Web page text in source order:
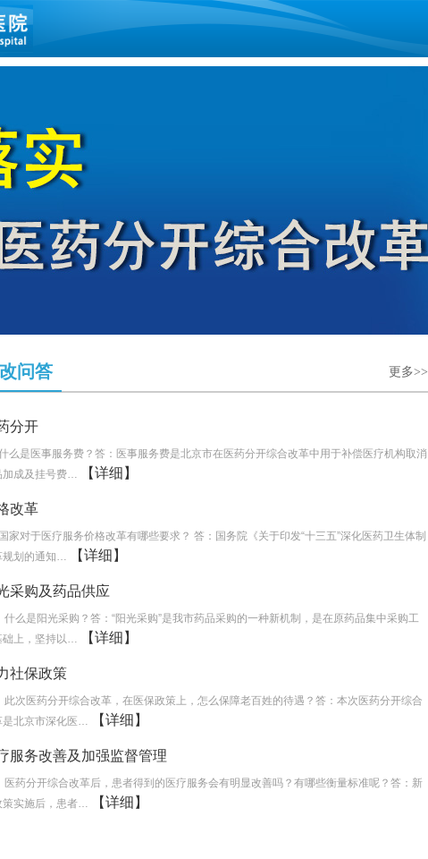
更多>>
问答
分开
么是医事服务费？答：医事服务费是北京市在医药分开综合改革中用于补偿医疗机构取消
加成及挂号费…
【详细】
改革
家对于医疗服务价格改革有哪些要求？ 答：国务院《关于印发“十三五”深化医药卫生体制
规划的通知…
【详细】
采购及药品供应
什么是阳光采购？答：“阳光采购”是我市药品采购的一种新机制，是在原药品集中采购工
础上，坚持以…
【详细】
社保政策
此次医药分开综合改革，在医保政策上，怎么保障老百姓的待遇？答：本次医药分开综合
是北京市深化医…
【详细】
服务改善及加强监督管理
医药分开综合改革后，患者得到的医疗服务会有明显改善吗？有哪些衡量标准呢？答：新
策实施后，患者…
【详细】